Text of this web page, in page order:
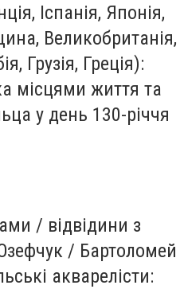
Іспанія, Японія,
Великобританія,
Грузія, Греція):
місцями життя та
у день 130-річчя
/ відвідини з
/ Бартоломей
акварелісти: